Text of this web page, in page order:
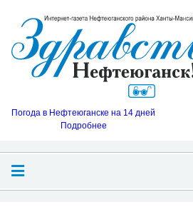
Погода в Нефтеюганске на 14 дней
Подробнее